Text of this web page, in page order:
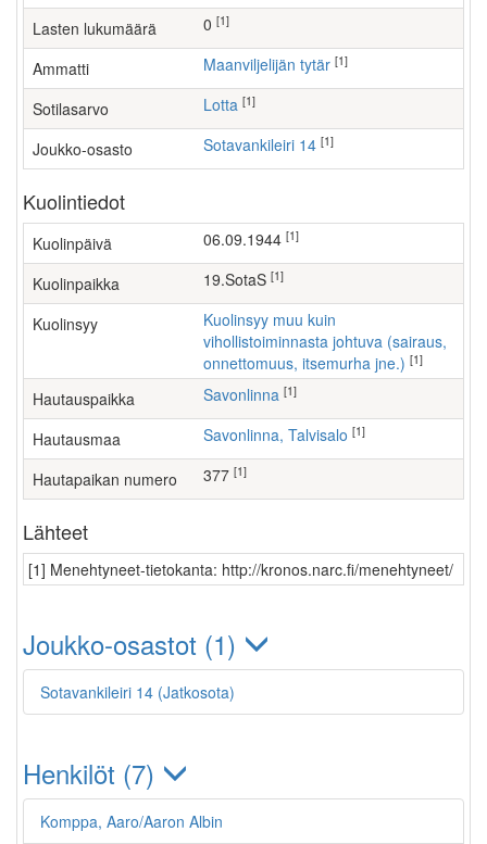
Lasten lukumäärä [1]
Ammatti maanviljelijän tytär [1]
Sotilasarvo Lotta [1]
Joukko-osasto Sotavankileiri 14 [1]
Kuolintiedot
Kuolinpäivä 06.09.1944 [1]
Kuolinpaikka 19.SotaS [1]
Kuolinsyy
Kuolinsyy muu kuin
vihollistoiminnasta johtuva (sairaus,
onnettomuus, itsemurha jne.) [1]
Hautauspaikka Savonlinna [1]
Hautausmaa Savonlinna, Talvisalo [1]
Hautapaikan numero 377 [1]
Lähteet
[1] Menehtyneet-tietokanta: http://kronos.narc.fi/menehtyneet/
Joukko-osastot (1)
Sotavankileiri 14 (Jatkosota)
Henkilöt (7)
Komppa, Aaro/Aaron Albin